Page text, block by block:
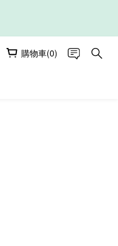
購物車(0)